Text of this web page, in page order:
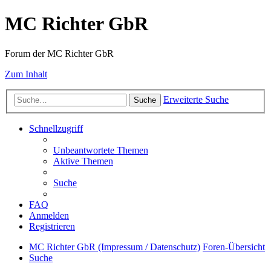
MC Richter GbR
Forum der MC Richter GbR
Zum Inhalt
Suche Erweiterte Suche
Schnellzugriff
Unbeantwortete Themen
Aktive Themen
Suche
FAQ
Anmelden
Registrieren
MC Richter GbR (Impressum / Datenschutz) Foren-Übersicht
Suche